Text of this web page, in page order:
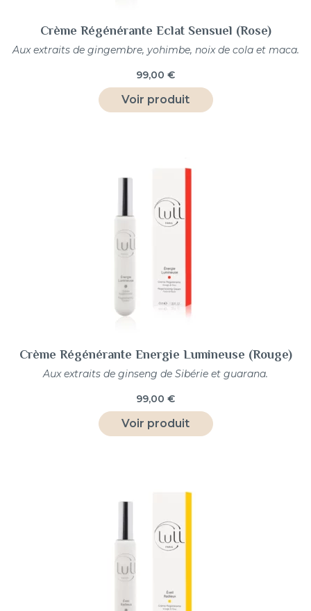
Crème Régénérante Eclat Sensuel (Rose)
Aux extraits de gingembre, yohimbe, noix de cola et maca.
99,00 €
Voir produit
Crème Régénérante Energie Lumineuse (Rouge)
Aux extraits de ginseng de Sibérie et guarana.
99,00 €
Voir produit